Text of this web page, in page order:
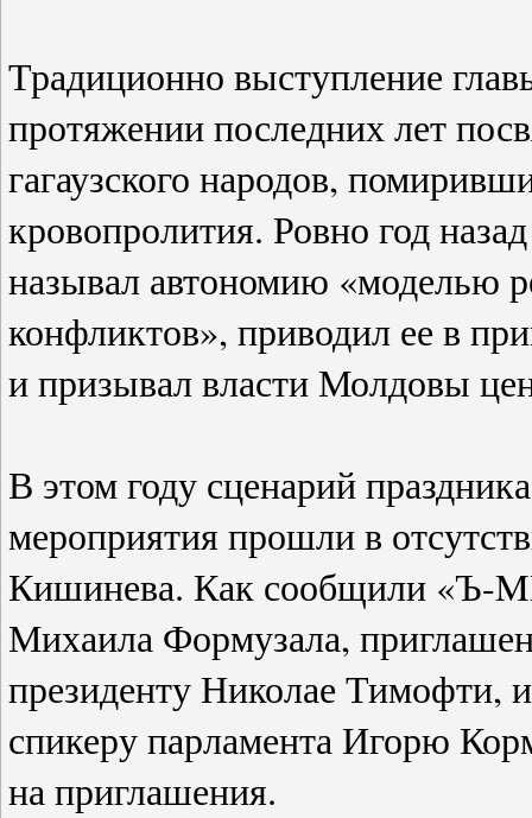
Традиционно выступление
протяжении последних лет
гагаузского народов,
кровопролития. Ровно год
называл автономию «моделью
конфликтов», приводил ее в
и призывал власти Молдовы
В этом году сценарий
мероприятия прошли в
Кишинева. Как сообщили «Ъ-
Михаила Формузала,
президенту Николае
спикеру парламента Игорю
на приглашения.